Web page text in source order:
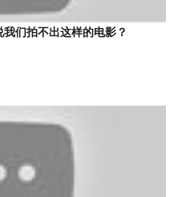
们拍不出这样的电影？